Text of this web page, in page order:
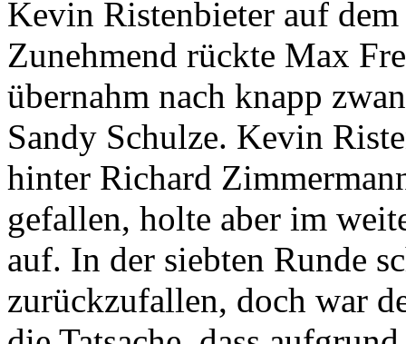
Kevin Ristenbieter auf
Zunehmend rückte Max
übernahm nach knapp
Sandy Schulze. Kevin
hinter Richard
gefallen, holte aber im
auf. In der siebten Runde
zurückzufallen, doch war